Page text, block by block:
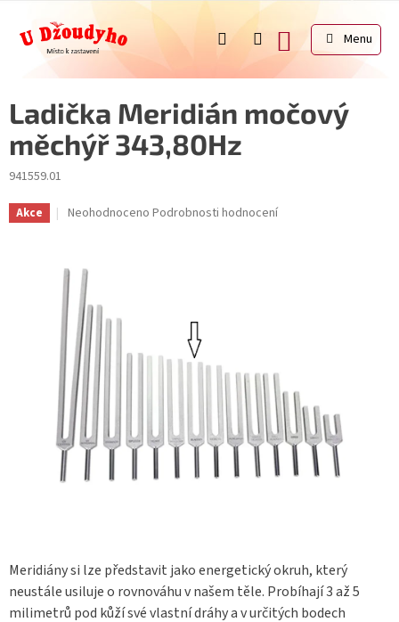
obsah
NÁKUPNÍ
KOŠÍK
Ladička Meridián močový
měchýř 343,80Hz
941559.01
Akce
Průměrné
0,0
z
5
hvězdiček.
Neohodnoceno Podrobnosti hodnocení
Meridiány si lze představit jako energetický okruh, který
neustále usiluje o rovnováhu v našem těle. Probíhají 3 až 5
milimetrů pod kůží své vlastní dráhy a v určitých bodech